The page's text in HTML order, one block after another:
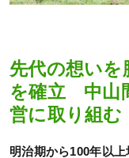
先代の想いを
を確立 中山
営に取り組む
明治期から100年以